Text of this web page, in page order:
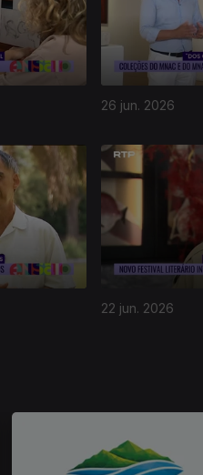
26 jun. 2026
22 jun. 2026